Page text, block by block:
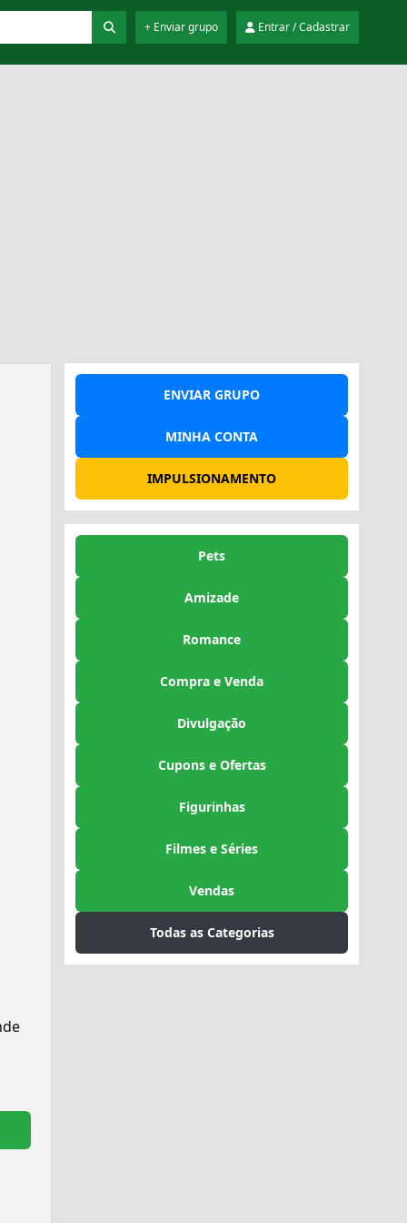
Entrar / Cadastrar
+ Enviar grupo
ENVIAR GRUPO
MINHA CONTA
IMPULSIONAMENTO
Pets
Amizade
Romance
Compra e Venda
Divulgação
Cupons e Ofertas
Figurinhas
Filmes e Séries
Vendas
Todas as Categorias